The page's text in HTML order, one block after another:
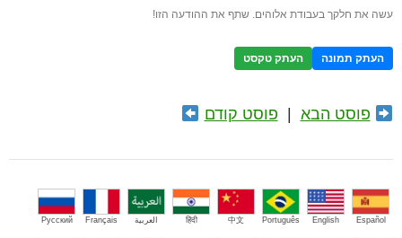
עשה את חלקך בעבודת אלוהים. שתף את ההודעה הזו!
העתק תמונה העתק טקסט
פוסט הבא פוסט קודם
Español
English
Português
中文
हिंदी العربية Français
Русский